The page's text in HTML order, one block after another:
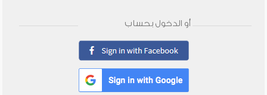
أو الدخول بحساب